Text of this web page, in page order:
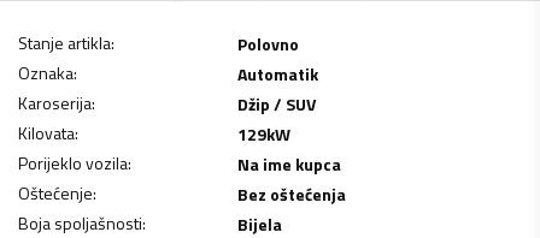
Stanje artikla:
Polovno
Oznaka:
Automatik
Karoserija:
Džip / SUV
Kilovata: 129kW
Porijeklo vozila:
Na ime kupca
Oštećenje:
Bez oštećenja
Boja spoljašnosti:
Bijela